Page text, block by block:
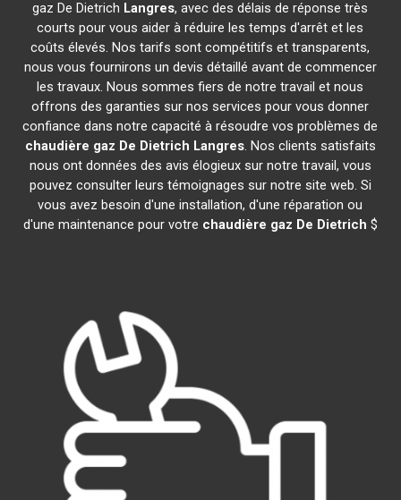
gaz De Dietrich Langres, avec des délais de réponse très
courts pour vous aider à réduire les temps d'arrêt et les
coûts élevés. Nos tarifs sont compétitifs et transparents,
nous vous fournirons un devis détaillé avant de commencer
les travaux. Nous sommes fiers de notre travail et nous
offrons des garanties sur nos services pour vous donner
confiance dans notre capacité à résoudre vos problèmes de
chaudière gaz De Dietrich Langres. Nos clients satisfaits
nous ont données des avis élogieux sur notre travail, vous
pouvez consulter leurs témoignages sur notre site web. Si
vous avez besoin d'une installation, d'une réparation ou
d'une maintenance pour votre chaudière gaz De Dietrich $